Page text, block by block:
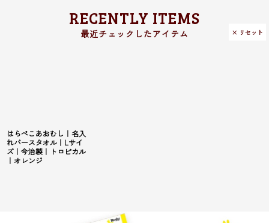
RECENTLY ITEMS
× リセット
はらぺこあおむし｜名入
れバースタオル｜Lサイ
ズ｜今治製｜トロピカル
｜オレンジ